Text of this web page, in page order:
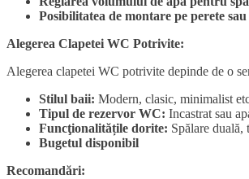
Posibilitatea de montare pe perete
Alegerea Clapetei WC Potrivite:
Alegerea clapetei WC potrivite depinde de o
Stilul baii: Modern, clasic, minimalist
Tipul de rezervor WC: Incastrat sau
Funcţionalitățile dorite: Spălare duală,
Bugetul disponibil
Recomandări: